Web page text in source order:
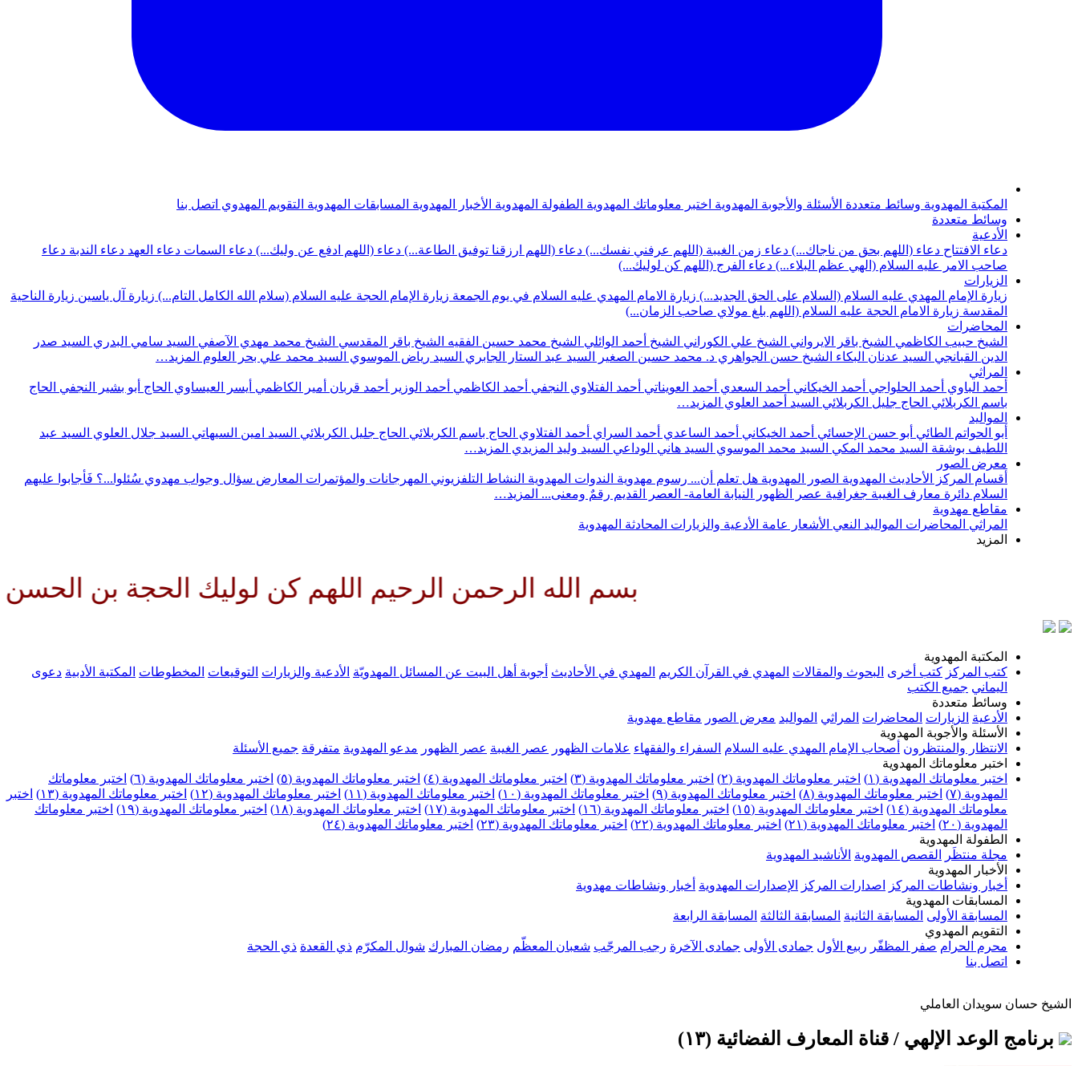
المكتبة المهدوية وسائط متعددة الأسئلة والأجوبة المهدوية اختبر معلوماتك المهدوية الطفولة المهدوية الأخبار المهدوية المسابقات المهدوية التقويم المهدوي اتصل بنا
وسائط متعددة
الأدعية
دعاء الافتتاح دعاء (اللهم بحق من ناجاك...) دعاء زمن الغيبة (اللهم عرفني نفسك...) دعاء (اللهم ارزقنا توفيق الطاعة...) دعاء (اللهم ادفع عن وليك...) دعاء السمات دعاء العهد دعاء الندبة دعاء
صاحب الامر عليه السلام (الهي عظم البلاء...) دعاء الفرج (اللهم كن لوليك...)
الزيارات
زيارة الإمام المهدي عليه السلام (السلام على الحق الجديد...) زيارة الامام المهدي عليه السلام في يوم الجمعة زيارة الإمام الحجة عليه السلام (سلام الله الكامل التام...) زيارة آل ياسين زيارة الناحية
المقدسة زيارة الامام الحجة عليه السلام (اللهم بلغ مولاي صاحب الزمان...)
المحاضرات
الشيخ حبيب الكاظمي الشيخ باقر الايرواني الشيخ علي الكوراني الشيخ أحمد الوائلي الشيخ محمد حسين الفقيه الشيخ باقر المقدسي الشيخ محمد مهدي الآصفي السيد سامي البدري السيد صدر
الدين القبانجي السيد عدنان البكاء الشيخ حسن الجواهري د. محمد حسين الصغير السيد عبد الستار الجابري السيد رياض الموسوي السيد محمد علي بحر العلوم المزيد…
المراثي
أحمد الباوي أحمد الحلواجي أحمد الخيكاني أحمد السعدي أحمد العويناتي أحمد الفتلاوي النجفي أحمد الكاظمي أحمد الوزير أحمد قربان أمير الكاظمي أيسر العيساوي الحاج أبو بشير النجفي الحاج
باسم الكربلائي الحاج جليل الكربلائي السيد أحمد العلوي المزيد…
المواليد
أبو الحواتم الطائي أبو حسن الإحسائي أحمد الخيكاني أحمد الساعدي أحمد السراي أحمد الفتلاوي الحاج باسم الكربلائي الحاج جليل الكربلائي السيد امين السيهاتي السيد جلال العلوي السيد عبد
اللطيف بوشقة السيد محمد المكي السيد محمد الموسوي السيد هاني الوداعي السيد وليد المزيدي المزيد…
معرض الصور
أقسام المركز
الأحاديث المهدوية الصور المهدوية هل تعلم أن... رسوم مهدوية الندوات المهدوية النشاط التلفزيوني المهرجانات والمؤتمرات المعارض سؤال وجواب مهدوي سُئلوا...؟ فَأجابوا عليهم
السلام دائرة معارف الغيبة جغرافية عصر الظهور النيابة العامة- العصر القديم رقمٌ ومعنى... المزيد…
مقاطع مهدوية
المراثي المحاضرات المواليد النعي الأشعار عامة الأدعية والزيارات المحادثة المهدوية
المزيد
بسم الله الرحمن الرحيم اللهم كن لوليك الحجة بن الحسن
المكتبة المهدوية
كتب المركز كتب أخرى البحوث والمقالات المهدي في القرآن الكريم المهدي في الأحاديث أجوبة أهل البيت عن المسائل المهدويّة الأدعية والزيارات التوقيعات المخطوطات المكتبة الأدبية دعوى
اليماني جميع الكتب
وسائط متعددة
الأدعية الزيارات المحاضرات المراثي المواليد معرض الصور مقاطع مهدوية
الأسئلة والأجوبة المهدوية
الانتظار والمنتظرون أصحاب الإمام المهدي عليه السلام السفراء والفقهاء علامات الظهور عصر الغيبة عصر الظهور مدعو المهدوية متفرقة جميع الأسئلة
اختبر معلوماتك المهدوية
اختبر معلوماتك المهدوية (١)
اختبر معلوماتك المهدوية (٢) اختبر معلوماتك المهدوية (٣) اختبر معلوماتك المهدوية (٤) اختبر معلوماتك المهدوية (٥) اختبر معلوماتك المهدوية (٦)
اختبر معلوماتك
المهدوية (٧)
اختبر معلوماتك المهدوية (٨) اختبر معلوماتك المهدوية (٩) اختبر معلوماتك المهدوية (١٠) اختبر معلوماتك المهدوية (١١) اختبر معلوماتك المهدوية (١٢) اختبر معلوماتك المهدوية (١٣)
اختبر
معلوماتك المهدوية (١٤)
اختبر معلوماتك المهدوية (١٥) اختبر معلوماتك المهدوية (١٦) اختبر معلوماتك المهدوية (١٧) اختبر معلوماتك المهدوية (١٨) اختبر معلوماتك المهدوية (١٩)
اختبر معلوماتك
المهدوية (٢٠)
اختبر معلوماتك المهدوية (٢١) اختبر معلوماتك المهدوية (٢٢) اختبر معلوماتك المهدوية (٢٣)
اختبر معلوماتك المهدوية (٢٤)
الطفولة المهدوية
مجلة منتظَر
القصص المهدوية الأناشيد المهدوية
الأخبار المهدوية
أخبار ونشاطات المركز
اصدارات المركز الإصدارات المهدوية أخبار ونشاطات مهدوية
المسابقات المهدوية
المسابقة الأولى المسابقة الثانية المسابقة الثالثة المسابقة الرابعة
التقويم المهدوي
محرم الحرام صفر المظفّر ربيع الأول جمادى الأولى جمادى الآخرة رجب المرجّب شعبان المعظّم رمضان المبارك شوال المكرّم ذي القعدة ذي الحجة
اتصل بنا
الشيخ حسان سويدان العاملي
برنامج الوعد الإلهي / قناة المعارف الفضائية (١٣)